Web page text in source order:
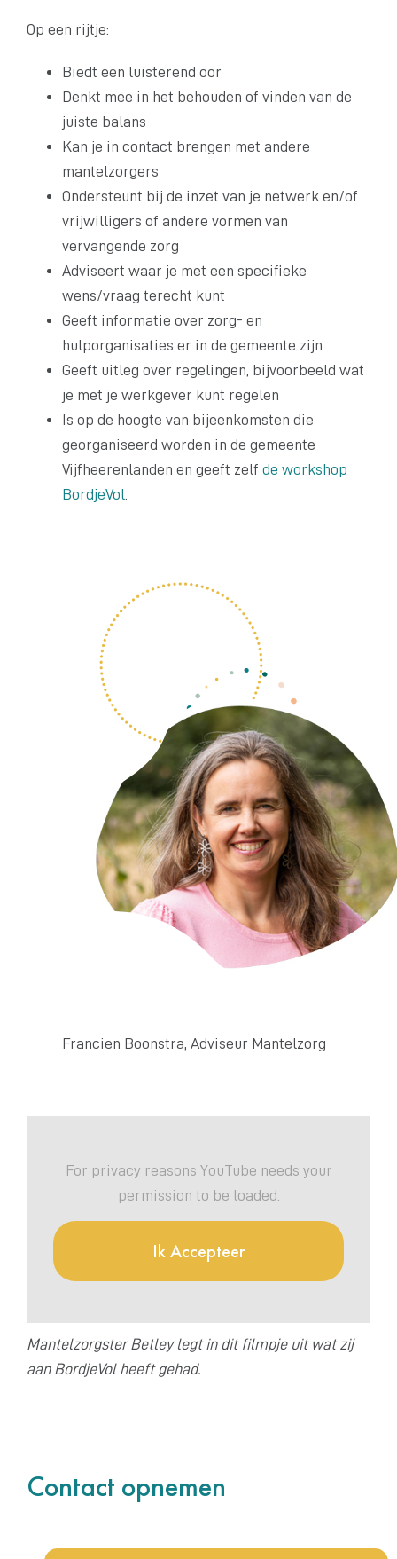
Op een rijtje:
Biedt een luisterend oor
Denkt mee in het behouden of vinden van de
juiste balans
Kan je in contact brengen met andere
mantelzorgers
Ondersteunt bij de inzet van je netwerk en/of
vrijwilligers of andere vormen van
vervangende zorg
Adviseert waar je met een specifieke
wens/vraag terecht kunt
Geeft informatie over zorg- en
hulporganisaties er in de gemeente zijn
Geeft uitleg over regelingen, bijvoorbeeld wat
je met je werkgever kunt regelen
Is op de hoogte van bijeenkomsten die
georganiseerd worden in de gemeente
Vijfheerenlanden en geeft zelf de workshop
BordjeVol
Francien Boonstra, Adviseur Mantelzorg
For privacy reasons YouTube needs your
permission to be loaded.
Ik Accepteer
Mantelzorgster Betley legt in dit filmpje uit wat zij
aan BordjeVol heeft gehad.
Contact opnemen